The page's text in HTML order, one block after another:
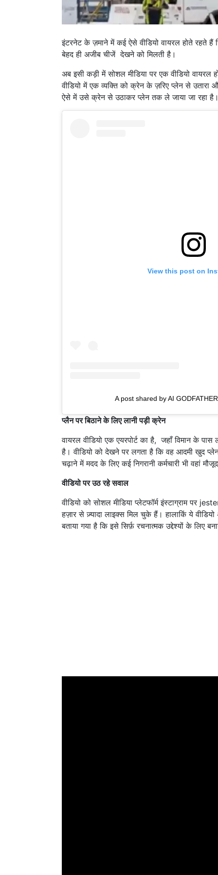
इंटरनेट के ज़माने में कई ऐसे वीडियो वायरल होते रहते
बेहद ही अजीब चीजें देखने को मिलती है।
अब इसी कड़ी में सोशल मीडिया पर एक वीडियो
वीडियो में एक व्यक्ति को क्रेन के ज़रिए प्लेन से उतारा
ऐसे में उसे क्रेन से उठाकर प्लेन तक ले जाया जा रहा
View this post on
A post shared by AI
प्लैन पर बिठाने के लिए लानी पड़ी क्रेन
वायरल वीडियो एक एयरपोर्ट का है, जहाँ विमान के
है। वीडियो को देखने पर लगता है कि वह आदमी खुद
चढ़ाने में मदद के लिए कई निगरानी कर्मचारी भी वहां
वीडियो पर उठ रहे सवाल
वीडियो को सोशल मीडिया प्लेटफॉर्म इंस्टाग्राम पर
हज़ार से ज़्यादा लाइक्स मिल चुके हैं। हालाकिं ये
बताया गया है कि इसे सिर्फ़ रचनात्मक उद्देश्यों के लिए